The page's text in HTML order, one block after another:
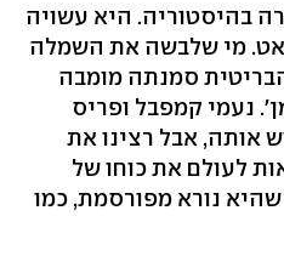
בהיסטוריה. היא עשויה
מיהלומים, 7,000 קראט. מי שלבשה את השמלה
סמנתה מומבה
נעמי קמפבל ופריס
אותה, אבל רצינו את
לעולם את כוחו של
נורא מפורסמת, כמו